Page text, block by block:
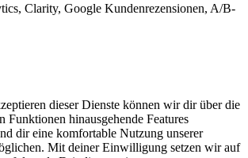
Clarity, Google Kundenrezensionen, A/B-
dieser Dienste können wir dir über die
Funktionen hinausgehende Features
dir eine komfortable Nutzung unserer
Mit deiner Einwilligung setzen wir auf